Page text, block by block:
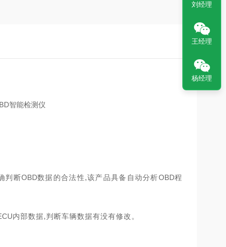
判断OBD数据的合法性,该产品具备自动分析OBD程
内部数据,判断车辆数据有没有修改。
刘经理
王经理
杨经理